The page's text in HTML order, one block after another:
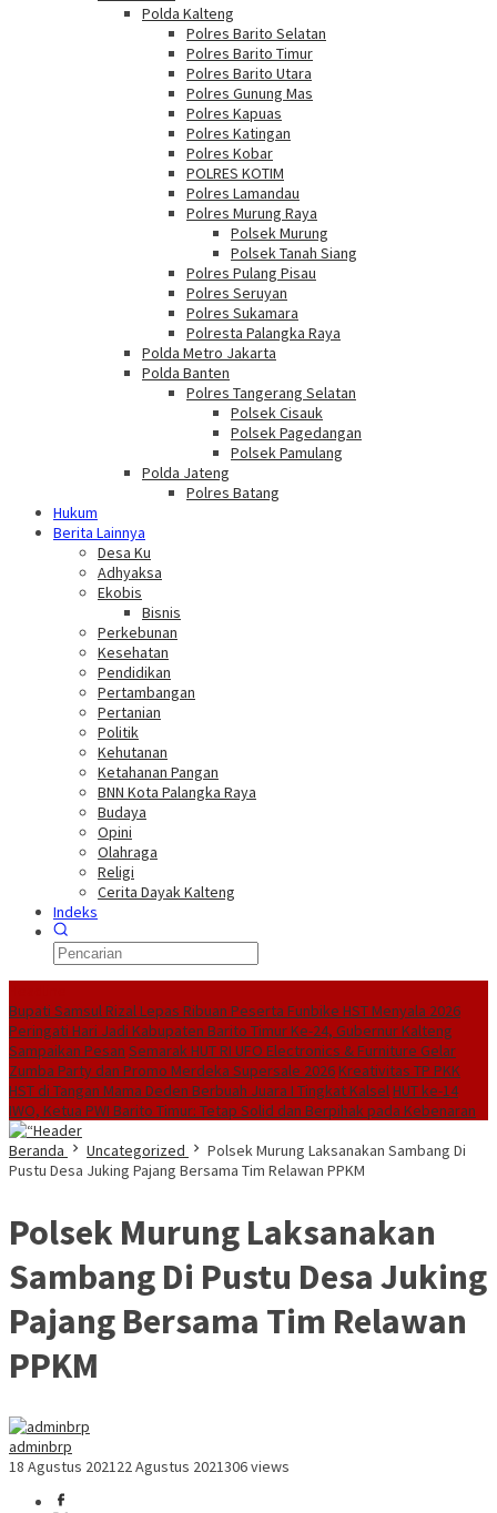
Polda Kalteng
Polres Barito Selatan
Polres Barito Timur
Polres Barito Utara
Polres Gunung Mas
Polres Kapuas
Polres Katingan
Polres Kobar
POLRES KOTIM
Polres Lamandau
Polres Murung Raya
Polsek Murung
Polsek Tanah Siang
Polres Pulang Pisau
Polres Seruyan
Polres Sukamara
Polresta Palangka Raya
Polda Metro Jakarta
Polda Banten
Polres Tangerang Selatan
Polsek Cisauk
Polsek Pagedangan
Polsek Pamulang
Polda Jateng
Polres Batang
Hukum
Berita Lainnya
Desa Ku
Adhyaksa
Ekobis
Bisnis
Perkebunan
Kesehatan
Pendidikan
Pertambangan
Pertanian
Politik
Kehutanan
Ketahanan Pangan
BNN Kota Palangka Raya
Budaya
Opini
Olahraga
Religi
Cerita Dayak Kalteng
Indeks
Bupati Samsul Rizal Lepas Ribuan Peserta Funbike HST Menyala 2026
Peringati Hari Jadi Kabupaten Barito Timur Ke-24, Gubernur Kalteng
Sampaikan Pesan Semarak HUT RI UFO Electronics & Furniture Gelar
Zumba Party dan Promo Merdeka Supersale 2026Kreativitas TP PKK
HST di Tangan Mama Deden Berbuah Juara I Tingkat KalselHUT ke-14
IWO, Ketua PWI Barito Timur: Tetap Solid dan Berpihak pada Kebenaran
Beranda
Uncategorized
Polsek Murung Laksanakan Sambang Di
Pustu Desa Juking Pajang Bersama Tim Relawan PPKM
Polsek Murung Laksanakan
Sambang Di Pustu Desa Juking
Pajang Bersama Tim Relawan
PPKM
adminbrp
18 Agustus 202122 Agustus 2021306 views